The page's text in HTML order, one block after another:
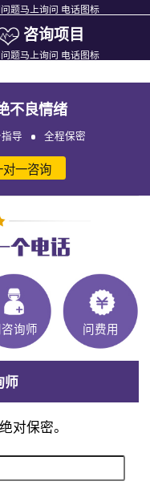
题马上询问 电话图标
咨询项目
题马上询问 电话图标
良情绪
导 全程保密
一咨询
询师 问费用
师
对保密。